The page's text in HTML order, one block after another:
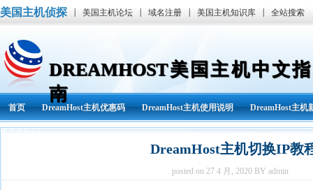
美国主机侦探 美国主机论坛 域名注册 美国主机知识库 全站搜索
DREAMHOST美国主机中文指
南
首页 DreamHost主机优惠码 DreamHost主机使用说明 DreamHost主机
DreamHost主机切换IP教
posted on 27 4 月, 2020 BY admin